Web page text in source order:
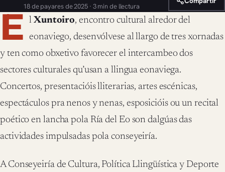
18 de payares de 2025 · 3 min de llectura
E l Xuntoiro, encontro cultural alredor del
eonaviego, desenvólvese al llargo de tres xornadas
y ten como obxetivo favorecer el intercambeo dos
sectores culturales qu’usan a llingua eonaviega.
Concertos, presentacióis lliterarias, artes escénicas,
espectáculos pra nenos y nenas, esposicióis ou un recital
poético en lancha pola Ría del Eo son dalgúas das
actividades impulsadas pola conseyeiría.
A Conseyeiría de Cultura, Política Llingüística y Deporte